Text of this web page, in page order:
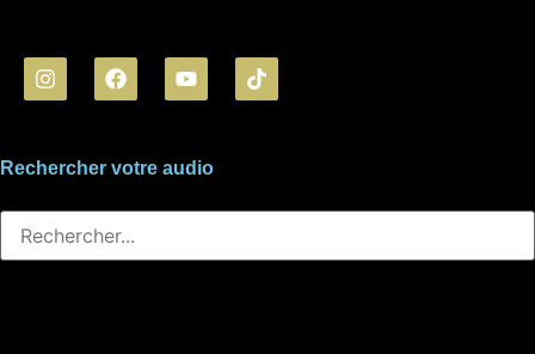
Rechercher votre audio